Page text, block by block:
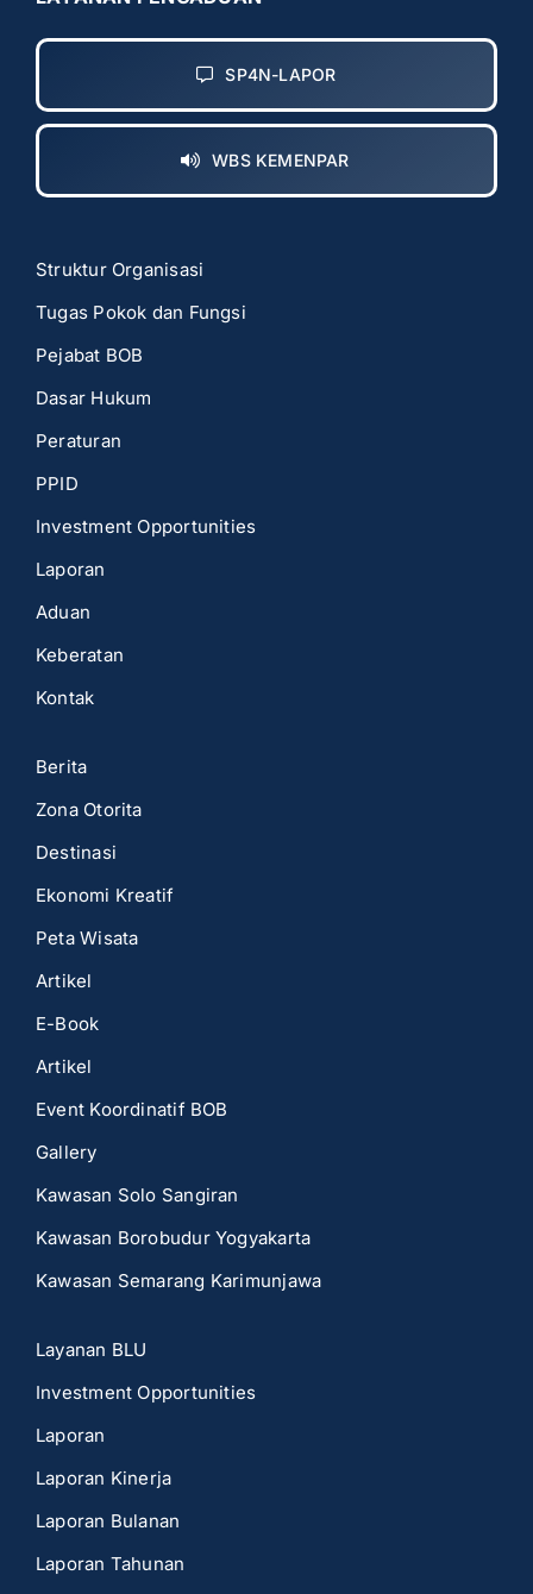
SP4N-LAPOR
WBS KEMENPAR
Struktur Organisasi
Tugas Pokok dan Fungsi
Pejabat BOB
Dasar Hukum
Peraturan
PPID
Investment Opportunities
Laporan
Aduan
Keberatan
Kontak
Berita
Zona Otorita
Destinasi
Ekonomi Kreatif
Peta Wisata
Artikel
E-Book
Artikel
Event Koordinatif BOB
Gallery
Kawasan Solo Sangiran
Kawasan Borobudur Yogyakarta
Kawasan Semarang Karimunjawa
Layanan BLU
Investment Opportunities
Laporan
Laporan Kinerja
Laporan Bulanan
Laporan Tahunan